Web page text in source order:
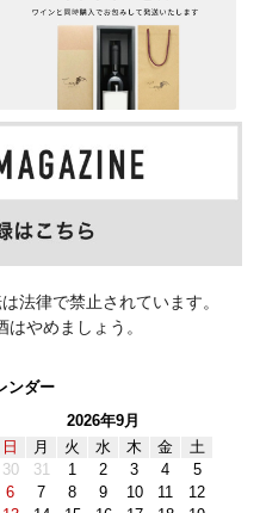
法律で禁止されています。
やめましょう。
ンダー
2026年9月
日
月 火 水 木 金
土
30
31 1 2 3 4
5
6
7 8 9 10 11
12